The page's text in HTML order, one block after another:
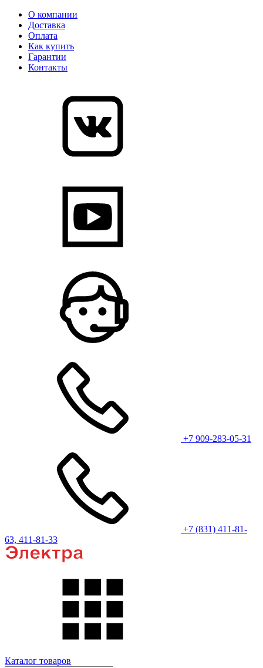
О компании
Доставка
Оплата
Как купить
Гарантии
Контакты
+7 909-283-05-31
+7 (831) 411-81-
63, 411-81-33
Каталог товаров